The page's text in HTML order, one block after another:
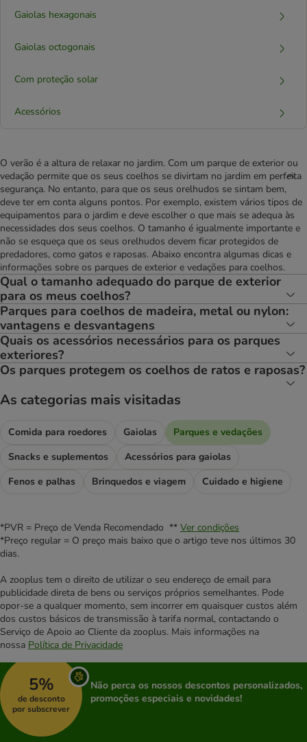
Gaiolas hexagonais
Gaiolas octogonais
Com proteção solar
Acessórios
O verão é a altura de relaxar no jardim. Com um parque de exterior ou
vedação permite que os seus coelhos se divirtam no jardim em perfeita
segurança. No entanto, para que os seus orelhudos se sintam bem,
deve ter em conta alguns pontos. Por exemplo, existem vários tipos de
equipamentos para o jardim e deve escolher o que mais se adequa às
necessidades dos seus coelhos. O tamanho é igualmente importante e
não se esqueça que os seus orelhudos devem ficar protegidos de
predadores, como gatos e raposas. Abaixo encontra algumas dicas e
informações sobre os parques de exterior e vedações para coelhos.
Qual o tamanho adequado do parque de exterior
para os meus coelhos?
Parques para coelhos de madeira, metal ou nylon:
vantagens e desvantagens
Quais os acessórios necessários para os parques
exteriores?
Os parques protegem os coelhos de ratos e raposas?
As categorias mais visitadas
Comida para roedores Gaiolas
Parques e vedações
Snacks e suplementos
Acessórios para gaiolas
Fenos e palhas
Brinquedos e viagem Cuidado e higiene
*PVR = Preço de Venda Recomendado ** Ver condições
*Preço regular = O preço mais baixo que o artigo teve nos últimos 30
dias.
A zooplus tem o direito de utilizar o seu endereço de email para
publicidade direta de bens ou serviços próprios semelhantes. Pode
opor-se a qualquer momento, sem incorrer em quaisquer custos além
dos custos básicos de transmissão à tarifa normal, contactando o
Serviço de Apoio ao Cliente da zooplus. Mais informações na
nossa Política de Privacidade
5%
de desconto
por subscrever
Não perca os nossos descontos personalizados,
promoções especiais e novidades!